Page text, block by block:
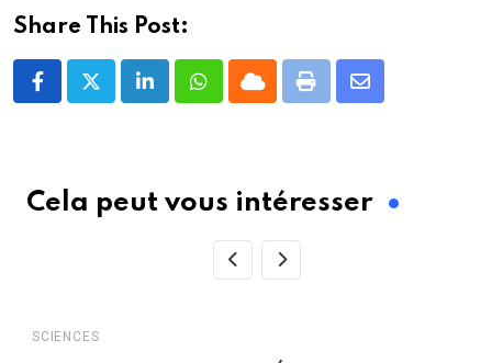
Share This Post:
LinkedInWhatsappCloudPrint
Share
Cela peut vous intéresser
SCIENCES